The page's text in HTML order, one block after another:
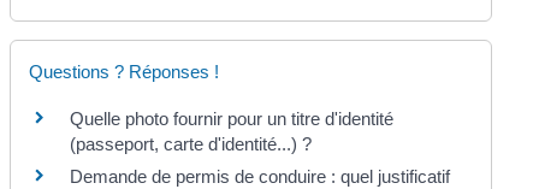
Questions ? Réponses !
Quelle photo fournir pour un titre d'identité
(passeport, carte d'identité...) ?
Demande de permis de conduire : quel justificatif